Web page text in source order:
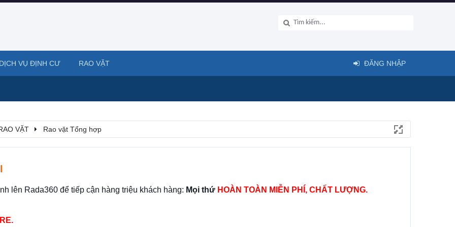
VẶT Rao vặt Tổng hợp
lên Rada360 để tiếp cận hàng triệu khách hàng: Mọi thứ HOÀN TOÀN MIỄN PHÍ, CHẤT LƯỢNG.
VỤ ĐỊNH CƯ RAO VẶT ĐĂNG NHẬP